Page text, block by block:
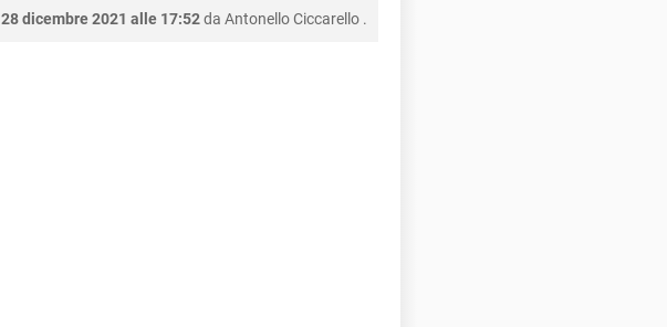
28 dicembre 2021 alle 17:52da Antonello Ciccarello .